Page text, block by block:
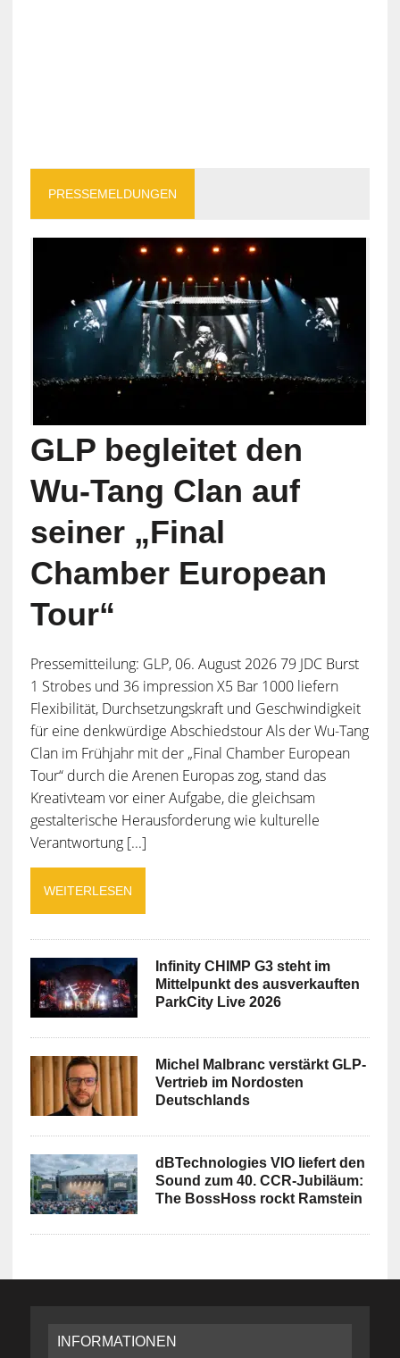
PRESSEMELDUNGEN
GLP begleitet den
Wu-Tang Clan auf
seiner „Final
Chamber European
Tour“
Pressemitteilung: GLP, 06. August 2026 79 JDC Burst
1 Strobes und 36 impression X5 Bar 1000 liefern
Flexibilität, Durchsetzungskraft und Geschwindigkeit
für eine denkwürdige Abschiedstour Als der Wu-Tang
Clan im Frühjahr mit der „Final Chamber European
Tour“ durch die Arenen Europas zog, stand das
Kreativteam vor einer Aufgabe, die gleichsam
gestalterische Herausforderung wie kulturelle
Verantwortung [...]
WEITERLESEN
Infinity CHIMP G3 steht im
Mittelpunkt des ausverkauften
ParkCity Live 2026
Michel Malbranc verstärkt GLP-
Vertrieb im Nordosten
Deutschlands
dBTechnologies VIO liefert den
Sound zum 40. CCR-Jubiläum:
The BossHoss rockt Ramstein
INFORMATIONEN